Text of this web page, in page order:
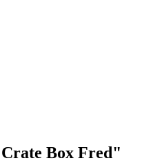
Box Fred"